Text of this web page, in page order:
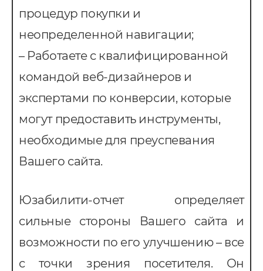
разработка
CRM
процедур покупки и
неопределенной навигации;
– Работаете с квалифицированной
командой веб-дизайнеров и
экспертами по конверсии, которые
могут предоставить инструменты,
необходимые для преуспевания
Вашего сайта.
Юзабилити-отчет определяет
сильные стороны Вашего сайта и
возможности по его улучшению – все
с точки зрения посетителя. Он